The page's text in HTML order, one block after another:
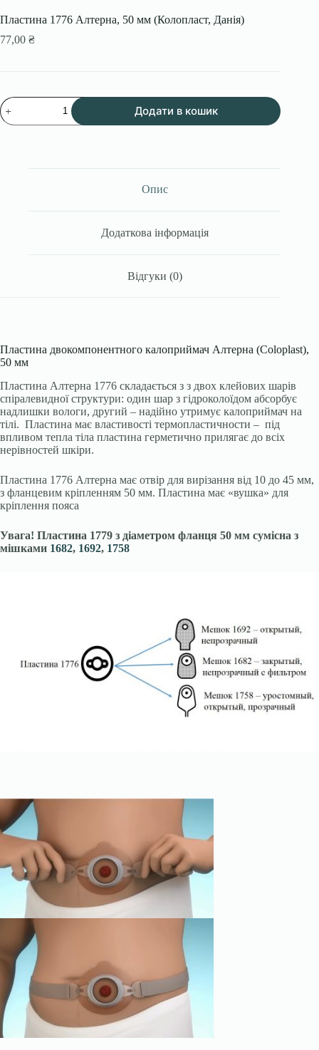
Пластина 1776 Алтерна, 50 мм (Колопласт, Данія)
77,00 ₴
Пластина
1776
Алтерна,
Додати в кошик
Опис
Додаткова інформація
Відгуки (0)
Пластина двокомпонентного калоприймач Алтерна (Coloplast),
50 мм
Пластина Алтерна 1776 складається з з двох клейових шарів
спіралевидної структури: один шар з гідроколоїдом абсорбує
надлишки вологи, другий – надійно утримує калоприймач на
тілі. Пластина має властивості термопластичности – під
впливом тепла тіла пластина герметично прилягає до всіх
нерівностей шкіри.
Пластина 1776 Алтерна має отвір для вирізання від 10 до 45 мм,
з фланцевим кріпленням 50 мм. Пластина має «вушка» для
кріплення пояса
Увага! Пластина 1779 з діаметром фланця 50 мм сумісна з
мішками 1682, 1692, 1758